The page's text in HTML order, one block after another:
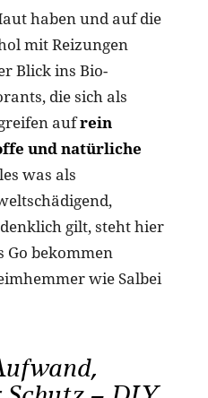
haben und auf die
mit Reizungen
Blick ins Bio-
die sich als
aufrein
und natürliche
was als
gilt, steht hier
Go bekommen
wie Salbei